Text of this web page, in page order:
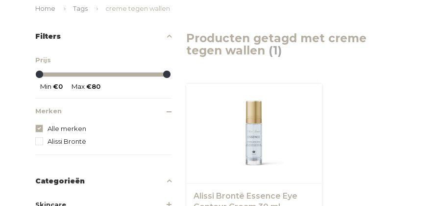
Home Tags creme tegen wallen
Filters
Prijs
Min €0 Max€80
Merken
Alle merken
Alissi Brontë
Categorieën
Skincare
Producten getagd met creme
tegen wallen (1)
Alissi Brontë Essence Eye